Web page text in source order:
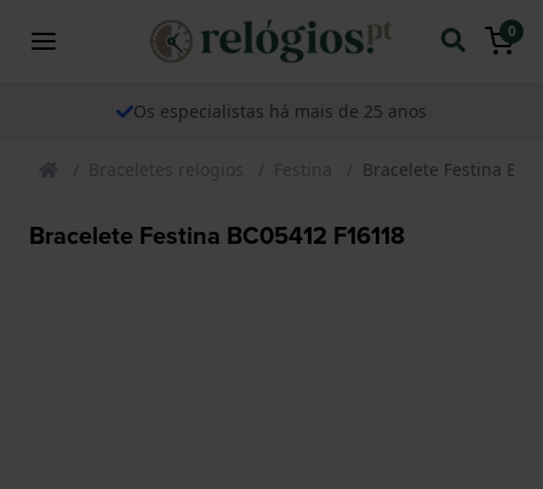
0
Os especialistas há mais de 25 anos
Braceletes relogios Festina Bracelete Festina
Bracelete Festina BC05412 F16118